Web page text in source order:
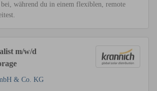
während du in einem flexiblen, remote
m/w/d
& Co. KG